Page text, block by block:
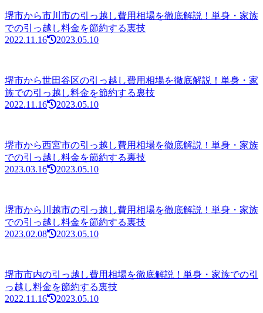
堺市から市川市の引っ越し費用相場を徹底解説！単身・家族
での引っ越し料金を節約する裏技
2022.11.16
2023.05.10
堺市から世田谷区の引っ越し費用相場を徹底解説！単身・家
族での引っ越し料金を節約する裏技
2022.11.16
2023.05.10
堺市から西宮市の引っ越し費用相場を徹底解説！単身・家族
での引っ越し料金を節約する裏技
2023.03.16
2023.05.10
堺市から川越市の引っ越し費用相場を徹底解説！単身・家族
での引っ越し料金を節約する裏技
2023.02.08
2023.05.10
堺市市内の引っ越し費用相場を徹底解説！単身・家族での引
っ越し料金を節約する裏技
2022.11.16
2023.05.10